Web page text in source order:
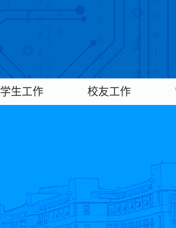
学生工作 校友工作